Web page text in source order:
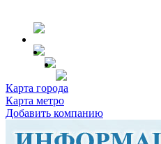
Карта города
Карта метро
Добавить компанию